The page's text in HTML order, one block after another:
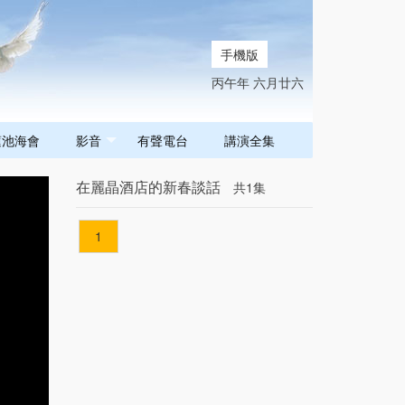
手機版
丙午年 六月廿六
海會 影音 有聲電台 講演全集
在麗晶酒店的新春談話 共1集
1